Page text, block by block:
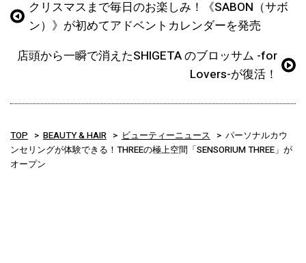
クリスマスまで毎日のお楽しみ！《SABON（サボ
ン）》が初めてアドベントカレンダーを発売
店頭から一瞬で消えたSHIGETA のブロッサム -for
Lovers-が復活！
TOP BEAUTY & HAIR ビューティーニュース
パーソナルカウ
ンセリングが体験できる！THREEの極上空間「SENSORIUM THREE」が
オープン